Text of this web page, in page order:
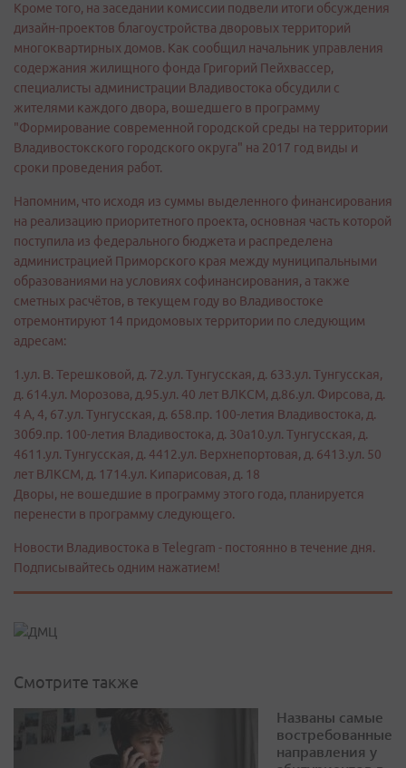
Кроме того, на заседании комиссии подвели итоги обсуждения
дизайн-проектов благоустройства дворовых территорий
многоквартирных домов. Как сообщил начальник управления
содержания жилищного фонда Григорий Пейхвассер,
специалисты администрации Владивостока обсудили с
жителями каждого двора, вошедшего в программу
"Формирование современной городской среды на территории
Владивостокского городского округа" на 2017 год виды и
сроки проведения работ.
Напомним, что исходя из суммы выделенного финансирования
на реализацию приоритетного проекта, основная часть которой
поступила из федерального бюджета и распределена
администрацией Приморского края между муниципальными
образованиями на условиях софинансирования, а также
сметных расчётов, в текущем году во Владивостоке
отремонтируют 14 придомовых территории по следующим
адресам:
1.ул. В. Терешковой, д. 72.ул. Тунгусская, д. 633.ул. Тунгусская,
д. 614.ул. Морозова, д.95.ул. 40 лет ВЛКСМ, д.86.ул. Фирсова, д.
4 А, 4, 67.ул. Тунгусская, д. 658.пр. 100-летия Владивостока, д.
30б9.пр. 100-летия Владивостока, д. 30а10.ул. Тунгусская, д.
4611.ул. Тунгусская, д. 4412.ул. Верхнепортовая, д. 6413.ул. 50
лет ВЛКСМ, д. 1714.ул. Кипарисовая, д. 18
Дворы, не вошедшие в программу этого года, планируется
перенести в программу следующего.
Новости Владивостока в Telegram - постоянно в течение дня.
Подписывайтесь одним нажатием!
Смотрите также
Названы самые
востребованные
направления у